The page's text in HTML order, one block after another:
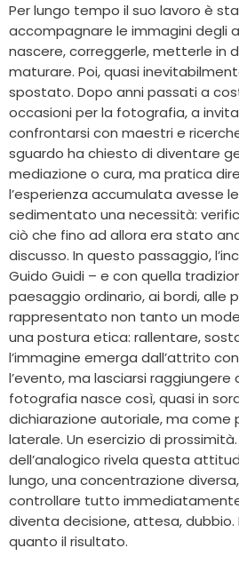
Per lungo tempo il suo lavoro è
accompagnare le immagini degli
nascere, correggerle, metterle in
maturare. Poi, quasi
spostato. Dopo anni passati a
occasioni per la fotografia, a
confrontarsi con maestri e
sguardo ha chiesto di diventare
mediazione o cura, ma pratica
l’esperienza accumulata avesse
sedimentato una necessità:
ciò che fino ad allora era stato
discusso. In questo passaggio,
Guido Guidi – e con quella
paesaggio ordinario, ai bordi, alle
rappresentato non tanto un
una postura etica: rallentare,
l’immagine emerga dall’attrito
l’evento, ma lasciarsi raggiungere
fotografia nasce così, quasi in
dichiarazione autoriale, ma come
laterale. Un esercizio di
dell’analogico rivela questa
lungo, una concentrazione
controllare tutto
diventa decisione, attesa,
quanto il risultato.